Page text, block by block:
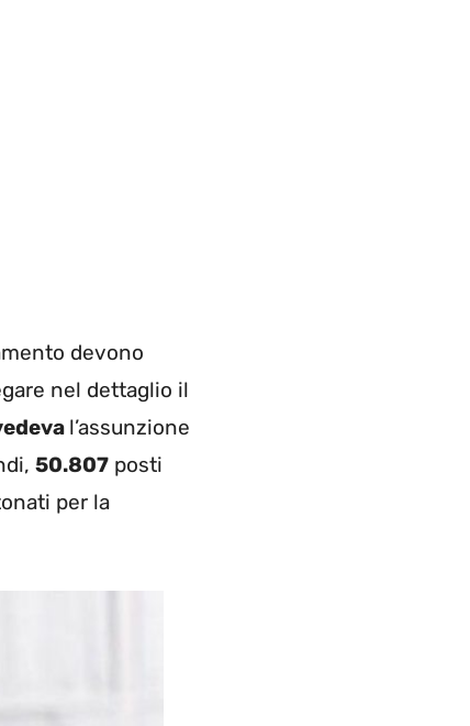
devono
nel dettaglio il
l’assunzione
50.807 posti
per la